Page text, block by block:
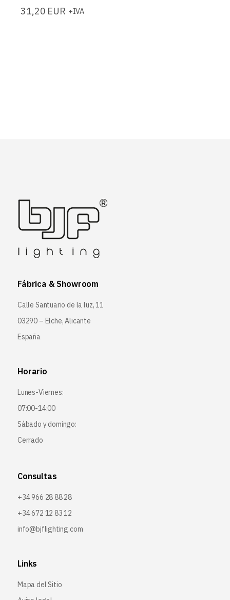
31,20 EUR +IVA
Fábrica & Showroom
Calle Santuario de la luz, 11
03290 – Elche, Alicante
España
Horario
Lunes-Viernes:
07:00-14:00
Sábado y domingo:
Cerrado
Consultas
+34 966 28 88 28
+34 672 12 83 12
info@bjflighting.com
Links
Mapa del Sitio